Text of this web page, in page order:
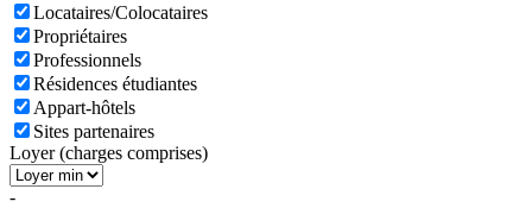
Locataires/Colocataires
Propriétaires
Professionnels
Résidences étudiantes
Appart-hôtels
Sites partenaires
Loyer (charges comprises)
-